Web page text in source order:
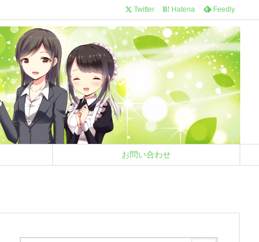
お問い合わせ
Twitter B! Hatena Feedly